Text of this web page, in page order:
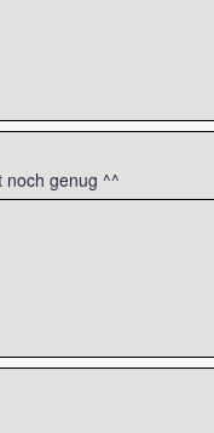
noch genug ^^